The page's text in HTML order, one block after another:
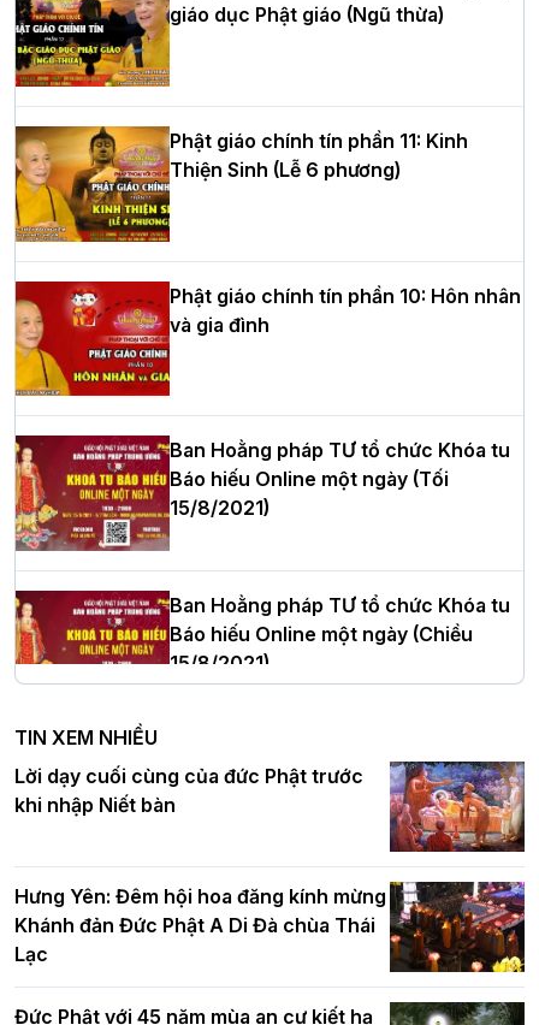
Học yêu thương trong ngày tu tập thứ
tư của Khóa sinh hoạt Phật pháp mùa
hè tại chùa Bằng
HT.Thích Thọ Lạc được suy cử làm tân
Trưởng BTS GHPGVN tỉnh Nghệ An
Hòa thượng Thích Quảng Tùng tái đắc
cử Trưởng BTS GHPGVN thành phố Hải
Phòng nhiệm kỳ 2026 – 2031
Thượng tọa Thích Tâm Chính được suy
cử tân Trưởng ban Trị sự GHPGVN tỉnh
Hà Nội: Tăng Ni Trường hạ Bồ Đề trang
nghiêm tác pháp Tiền an cư PL.2570 –
DL.2026
chúc mừng Phật đản BTS GHPGVN TP.
Hà Nội
Hơn 5.000 người tham dự diễu hành,
giáo dục Phật giáo (Ngũ thừa)
Phật giáo chính tín phần 11: Kinh
Thiện Sinh (Lễ 6 phương)
Phật giáo chính tín phần 10: Hôn nhân
và gia đình
Ban Hoằng pháp TƯ tổ chức Khóa tu
Báo hiếu Online một ngày (Tối
15/8/2021)
Ban Hoằng pháp TƯ tổ chức Khóa tu
Báo hiếu Online một ngày (Chiều
15/8/2021)
Ban Hoằng pháp TƯ tổ chức Khóa tu
Báo hiếu Online một ngày (Sáng
15/8/2021)
Tinh thần yêu nước của Phật giáo
TIN XEM NHIỀU
Lời dạy cuối cùng của đức Phật trước
khi nhập Niết bàn
Hưng Yên: Đêm hội hoa đăng kính mừng
Khánh đản Đức Phật A Di Đà chùa Thái
Lạc
Đức Phật với 45 năm mùa an cư kiết hạ